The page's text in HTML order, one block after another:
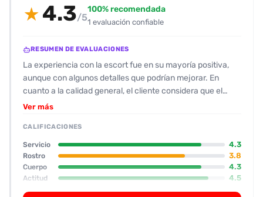
★ 4.3/5
100% recomendada
1 evaluación confiable
RESUMEN DE EVALUACIONES
La experiencia con la escort fue en su mayoría positiva,
aunque con algunos detalles que podrían mejorar. En
cuanto a la calidad general, el cliente considera que el
servicio estuvo bien ejecutado, con una atención que le
la acompañante resulta bajita (aprox. 1.65 m), con un busto
destacado y un trasero que le gusta al cliente. Tiene
piercings en la zona de los senos y algunos tatuajes en las
piernas, lo que le aporta un aire atrevido. Su rostro se
califica como agradable, con ojos que “miran” y una
expresión que no le resulta fea. Su actitud se describe
Ver más
CALIFICACIONES
Servicio 4.3
Rostro 3.8
Cuerpo 4.3
Actitud 4.5